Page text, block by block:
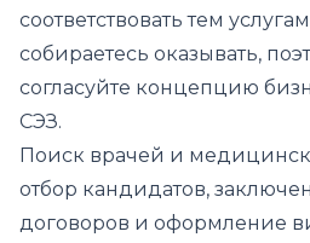
соответствовать тем
собираетесь оказывать,
согласуйте концепцию
СЭЗ.
Поиск врачей и
отбор кандидатов,
договоров и оформление